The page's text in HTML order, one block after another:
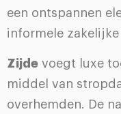
een ontspannen
informele
Zijde voegt luxe
middel van
overhemden. De